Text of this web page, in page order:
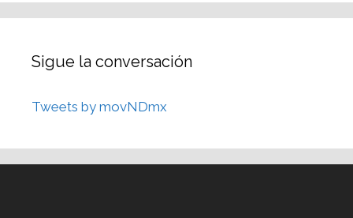
Sigue la conversación
Tweets by movNDmx